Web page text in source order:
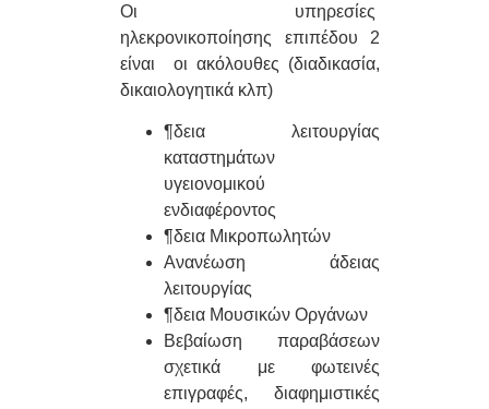
Οι υπηρεσίες
ηλεκρονικοποίησης επιπέδου 2
είναι οι ακόλουθες (διαδικασία,
δικαιολογητικά κλπ)
¶δεια λειτουργίας
καταστημάτων
υγειονομικού
ενδιαφέροντος
¶δεια Μικροπωλητών
Ανανέωση άδειας
λειτουργίας
¶δεια Μουσικών Οργάνων
Βεβαίωση παραβάσεων
σχετικά με φωτεινές
επιγραφές, διαφημιστικές